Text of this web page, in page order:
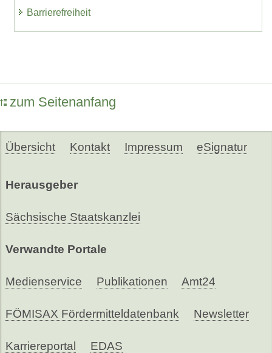
Barrierefreiheit
zum Seitenanfang
Übersicht Kontakt Impressum eSignatur
Herausgeber
Sächsische Staatskanzlei
Verwandte Portale
Medienservice Publikationen Amt24
FÖMISAX Fördermitteldatenbank Newsletter
Karriereportal EDAS